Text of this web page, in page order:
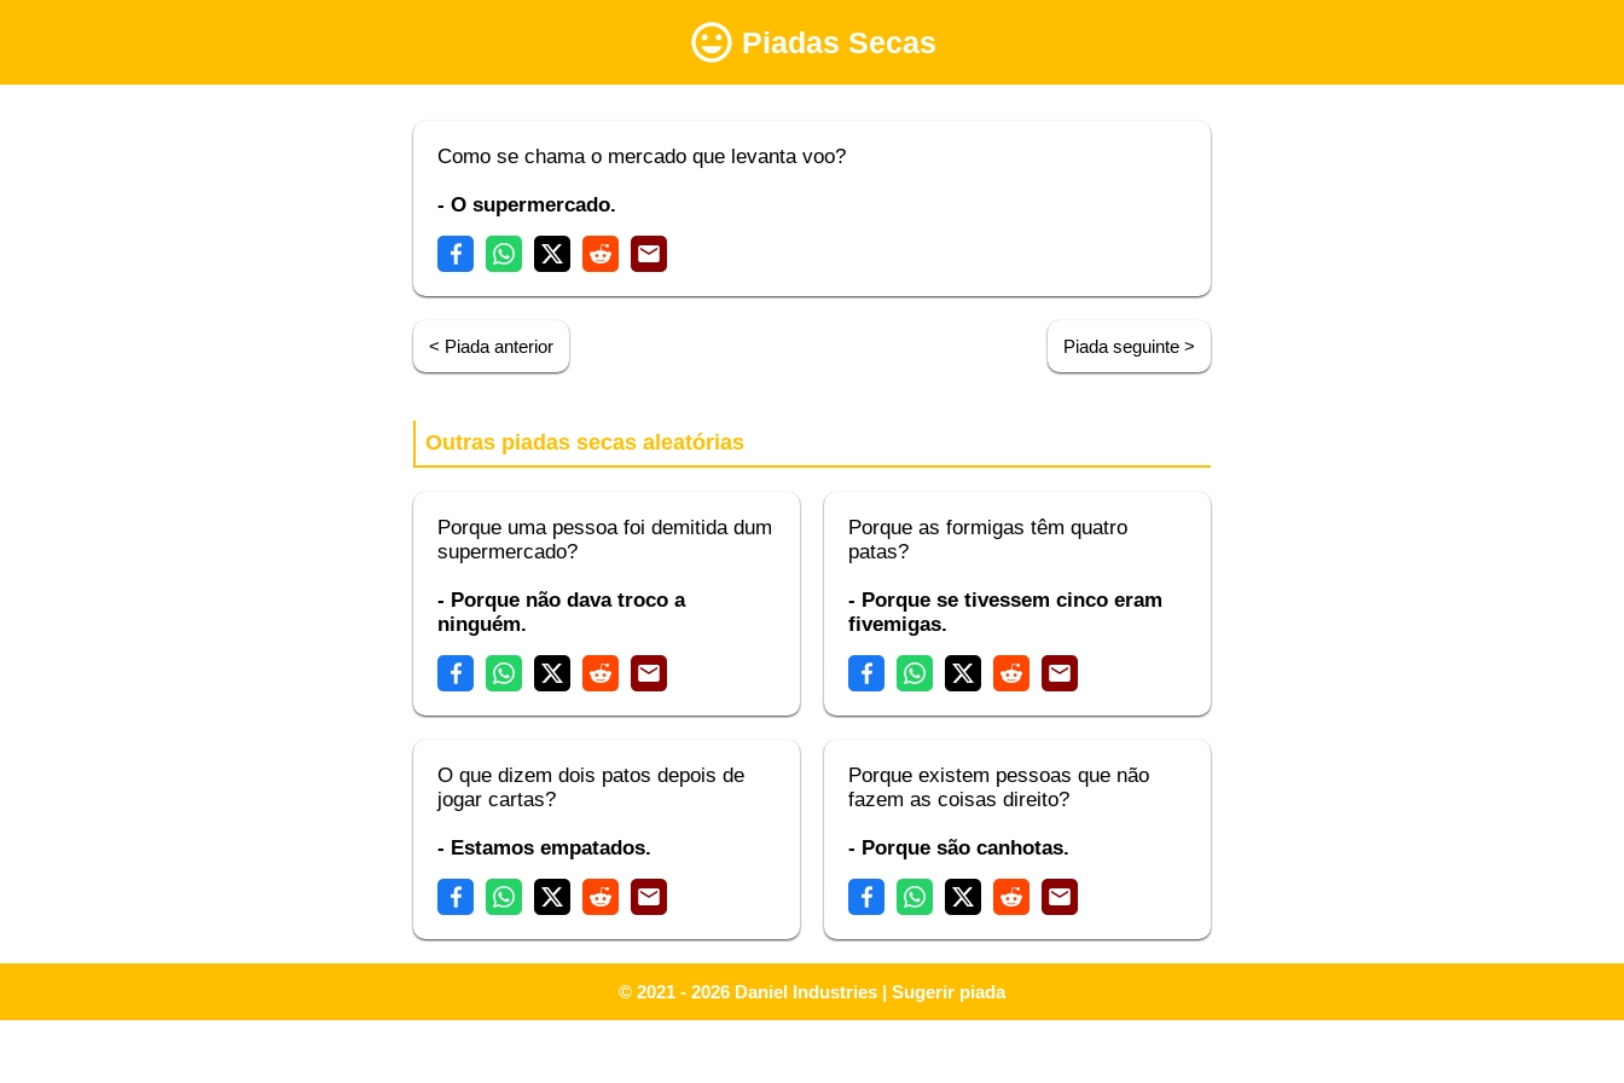
Piadas Secas
Como se chama o mercado que levanta voo?
- O supermercado.
< Piada anterior Piada seguinte >
Outras piadas secas aleatórias
Porque uma pessoa foi demitida dum
supermercado?
- Porque não dava troco a
ninguém.
O que dizem dois patos depois de
jogar cartas?
- Estamos empatados.
Porque as formigas têm quatro
patas?
- Porque se tivessem cinco eram
fivemigas.
Porque existem pessoas que não
fazem as coisas direito?
- Porque são canhotas.
© 2021 - 2026 Daniel Industries | Sugerir piada